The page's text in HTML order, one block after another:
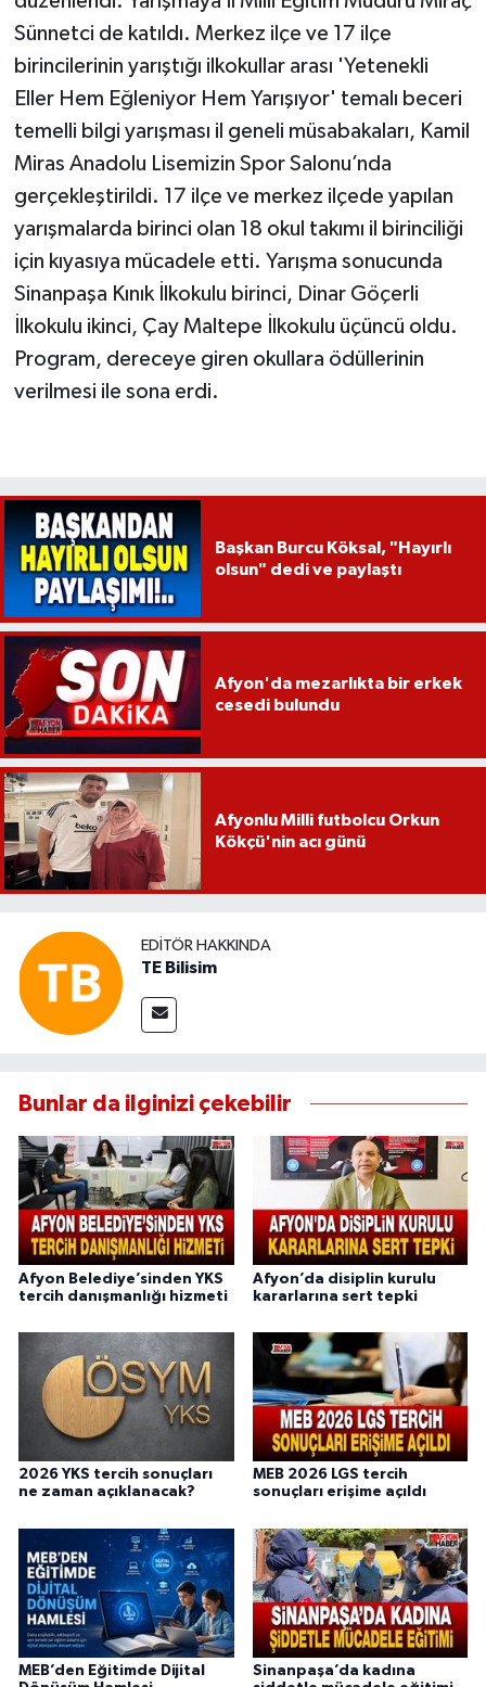
Sünnetci de katıldı. Merkez ilçe ve 17 ilçe
birincilerinin yarıştığı ilkokullar arası 'Yetenekli
Eller Hem Eğleniyor Hem Yarışıyor' temalı beceri
temelli bilgi yarışması il geneli müsabakaları, Kamil
Miras Anadolu Lisemizin Spor Salonu’nda
gerçekleştirildi. 17 ilçe ve merkez ilçede yapılan
yarışmalarda birinci olan 18 okul takımı il birinciliği
için kıyasıya mücadele etti. Yarışma sonucunda
Sinanpaşa Kınık İlkokulu birinci, Dinar Göçerli
İlkokulu ikinci, Çay Maltepe İlkokulu üçüncü oldu.
Program, dereceye giren okullara ödüllerinin
verilmesi ile sona erdi.
Başkan Burcu Köksal, "Hayırlı
olsun" dedi ve paylaştı
Afyon'da mezarlıkta bir erkek
cesedi bulundu
Afyonlu Milli futbolcu Orkun
Kökçü'nin acı günü
EDITÖR HAKKINDA
TE Bilisim
Bunlar da ilginizi çekebilir
Afyon Belediye’sinden YKS
tercih danışmanlığı hizmeti
Afyon’da disiplin kurulu
kararlarına sert tepki
2026 YKS tercih sonuçları
ne zaman açıklanacak?
MEB 2026 LGS tercih
sonuçları erişime açıldı
MEB’den Eğitimde Dijital
Sinanpaşa’da kadına